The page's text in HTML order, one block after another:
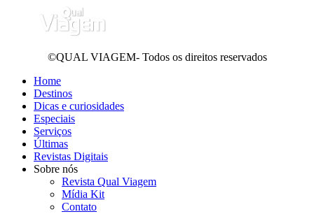
©QUAL VIAGEM- Todos os direitos reservados
Home
Destinos
Dicas e curiosidades
Especiais
Serviços
Últimas
Revistas Digitais
Sobre nós
Revista Qual Viagem
Mídia Kit
Contato